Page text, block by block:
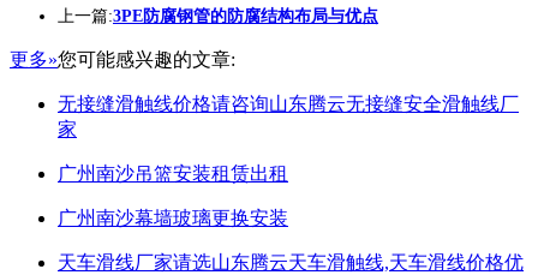
上一篇:3PE防腐钢管的防腐结构布局与优点
更多»您可能感兴趣的文章:
无接缝滑触线价格请咨询山东腾云无接缝安全滑触线厂
家
广州南沙吊篮安装租赁出租
广州南沙幕墙玻璃更换安装
天车滑线厂家请选山东腾云天车滑触线,天车滑线价格优